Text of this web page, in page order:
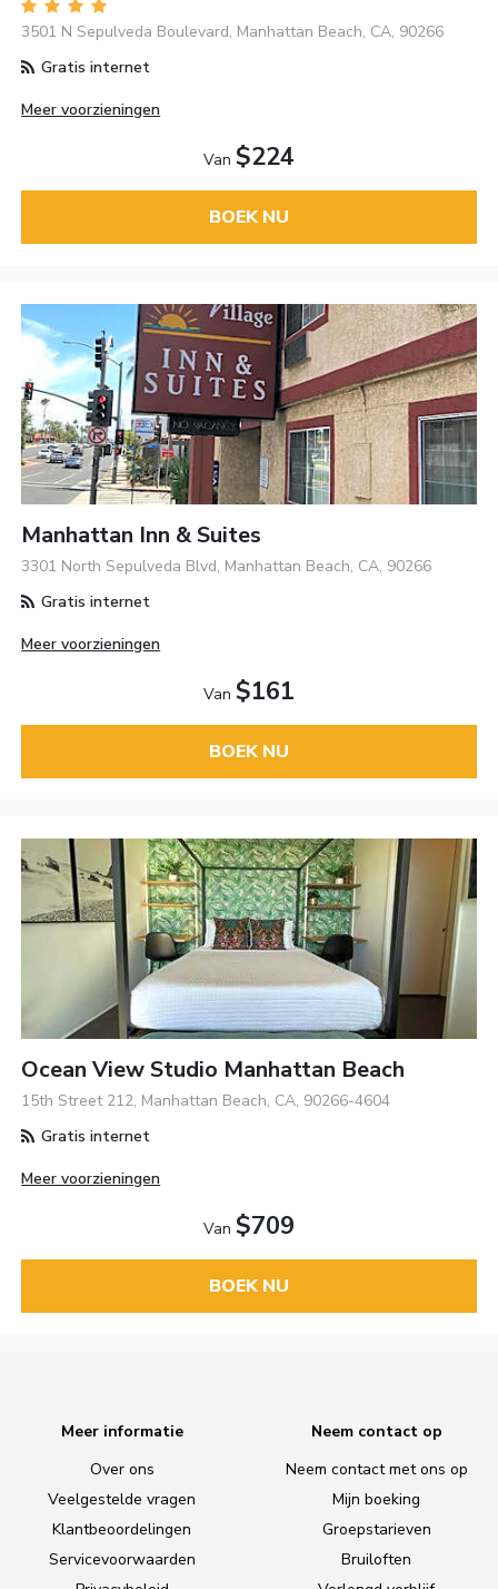
3501 N Sepulveda Boulevard, Manhattan Beach, CA, 90266
Gratis internet
Meer voorzieningen
Van $224
BOEK NU
Manhattan Inn & Suites
3301 North Sepulveda Blvd, Manhattan Beach, CA, 90266
Gratis internet
Meer voorzieningen
Van $161
BOEK NU
Ocean View Studio Manhattan Beach
15th Street 212, Manhattan Beach, CA, 90266-4604
Gratis internet
Meer voorzieningen
Van $709
BOEK NU
Meer informatie
Over ons
Veelgestelde vragen
Klantbeoordelingen
Servicevoorwaarden
Neem contact op
Neem contact met ons op
Mijn boeking
Groepstarieven
Bruiloften